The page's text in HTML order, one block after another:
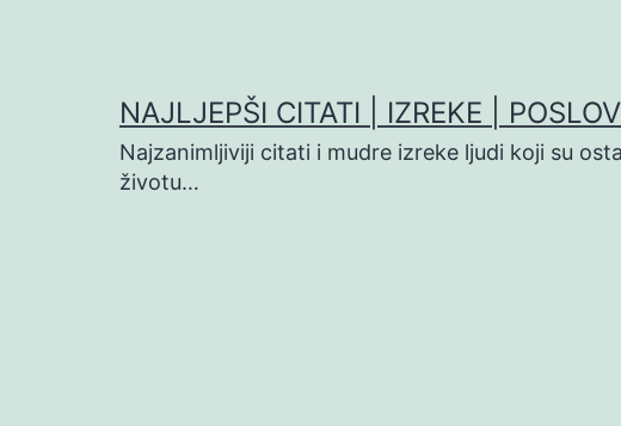
NAJLJEPŠI CITATI | IZREKE |
Najzanimljiviji citati i mudre izreke ljudi koji su
životu…